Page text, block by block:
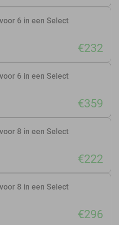
6 in een Select
€232
6 in een Select
€359
8 in een Select
€222
8 in een Select
€296